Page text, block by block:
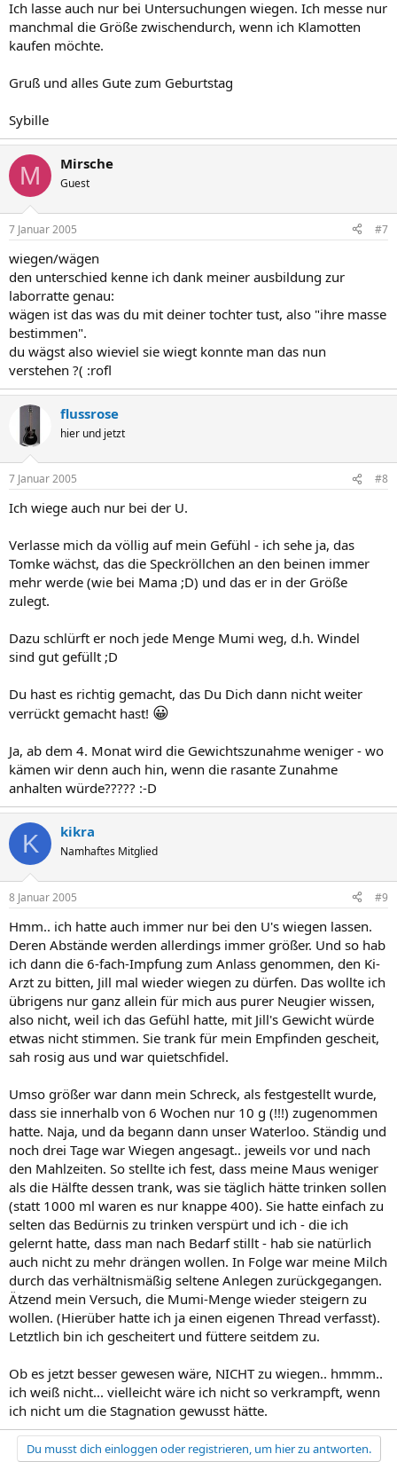
Ich lasse auch nur bei Untersuchungen wiegen. Ich messe nur
manchmal die Größe zwischendurch, wenn ich Klamotten
kaufen möchte.
Gruß und alles Gute zum Geburtstag
Sybille
M Mirsche
Guest
7 Januar 2005 #7
wiegen/wägen
den unterschied kenne ich dank meiner ausbildung zur
laborratte genau:
wägen ist das was du mit deiner tochter tust, also "ihre masse
bestimmen".
du wägst also wieviel sie wiegt konnte man das nun
verstehen ?( :rofl
flussrose
hier und jetzt
7 Januar 2005 #8
Ich wiege auch nur bei der U.
Verlasse mich da völlig auf mein Gefühl - ich sehe ja, das
Tomke wächst, das die Speckröllchen an den beinen immer
mehr werde (wie bei Mama ;D) und das er in der Größe
zulegt.
Dazu schlürft er noch jede Menge Mumi weg, d.h. Windel
sind gut gefüllt ;D
Du hast es richtig gemacht, das Du Dich dann nicht weiter
verrückt gemacht hast! 😀
Ja, ab dem 4. Monat wird die Gewichtszunahme weniger - wo
kämen wir denn auch hin, wenn die rasante Zunahme
anhalten würde????? :-D
K kikra
Namhaftes Mitglied
8 Januar 2005 #9
Hmm.. ich hatte auch immer nur bei den U's wiegen lassen.
Deren Abstände werden allerdings immer größer. Und so hab
ich dann die 6-fach-Impfung zum Anlass genommen, den Ki-
Arzt zu bitten, Jill mal wieder wiegen zu dürfen. Das wollte ich
übrigens nur ganz allein für mich aus purer Neugier wissen,
also nicht, weil ich das Gefühl hatte, mit Jill's Gewicht würde
etwas nicht stimmen. Sie trank für mein Empfinden gescheit,
sah rosig aus und war quietschfidel.
Umso größer war dann mein Schreck, als festgestellt wurde,
dass sie innerhalb von 6 Wochen nur 10 g (!!!) zugenommen
hatte. Naja, und da begann dann unser Waterloo. Ständig und
noch drei Tage war Wiegen angesagt.. jeweils vor und nach
den Mahlzeiten. So stellte ich fest, dass meine Maus weniger
als die Hälfte dessen trank, was sie täglich hätte trinken sollen
(statt 1000 ml waren es nur knappe 400). Sie hatte einfach zu
selten das Bedürnis zu trinken verspürt und ich - die ich
gelernt hatte, dass man nach Bedarf stillt - hab sie natürlich
auch nicht zu mehr drängen wollen. In Folge war meine Milch
durch das verhältnismäßig seltene Anlegen zurückgegangen.
Ätzend mein Versuch, die Mumi-Menge wieder steigern zu
wollen. (Hierüber hatte ich ja einen eigenen Thread verfasst).
Letztlich bin ich gescheitert und füttere seitdem zu.
Ob es jetzt besser gewesen wäre, NICHT zu wiegen.. hmmm..
ich weiß nicht... vielleicht wäre ich nicht so verkrampft, wenn
ich nicht um die Stagnation gewusst hätte.
Du musst dich einloggen oder registrieren, um hier zu antworten.